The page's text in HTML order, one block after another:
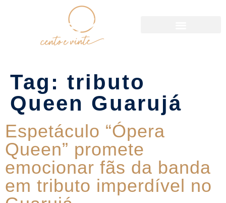
Tag: tributo
Queen Guarujá
Espetáculo “Ópera
Queen” promete
emocionar fãs da banda
em tributo imperdível no